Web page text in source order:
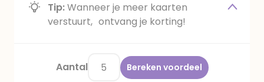
Tip:Wanneer je meer kaarten
verstuurt, ontvang je korting!
Aantal Bereken voordeel